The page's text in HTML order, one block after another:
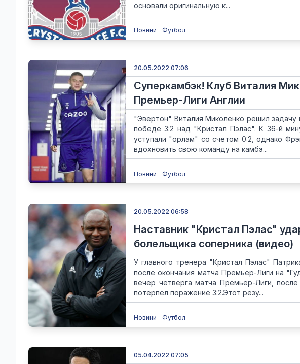
основали оригинальную к...
Новини Футбол
20.05.2022 07:06
Суперкамбэк! Клуб Виталия
Премьер-Лиги Англии
"Эвертон" Виталия Миколенко решил
победе 3:2 над "Кристал Пэлас". К 36-й
уступали "орлам" со счетом 0:2, однако
вдохновить свою команду на камбэ...
Новини Футбол
20.05.2022 06:58
Наставник "Кристал Пэлас"
болельщика соперника (видео)
У главного тренера "Кристал Пэлас"
после окончания матча Премьер-Лиги на
вечер четверга матча Премьер-Лиги,
потерпел поражение 3:2.Этот резу...
Новини Футбол
05.04.2022 07:05